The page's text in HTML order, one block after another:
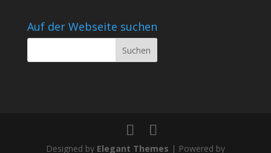
Auf der Webseite suchen
Designed by Elegant Themes | Powered by